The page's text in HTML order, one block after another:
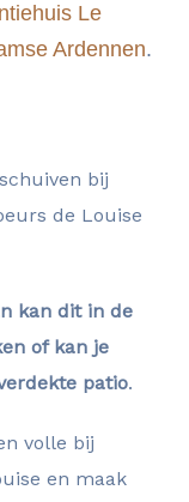
Le
Ardennen.
bij
de Louise
kan dit in de
of kan je
patio.
volle bij
en maak